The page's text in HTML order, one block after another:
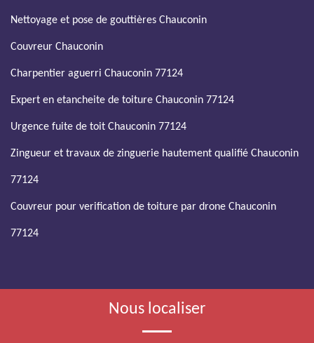
Nettoyage et pose de gouttières Chauconin
Couvreur Chauconin
Charpentier aguerri Chauconin 77124
Expert en etancheite de toiture Chauconin 77124
Urgence fuite de toit Chauconin 77124
Zingueur et travaux de zinguerie hautement qualifié Chauconin
77124
Couvreur pour verification de toiture par drone Chauconin
77124
Nous localiser